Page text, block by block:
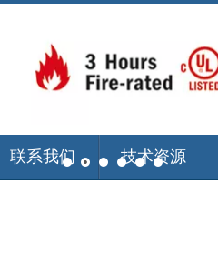
联系我们 技术资源